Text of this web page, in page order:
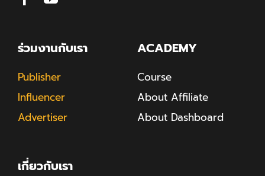
ร่วมงานกับเรา
Publisher
Influencer
Advertiser
ACADEMY
Course
About Affiliate
About Dashboard
เกี่ยวกับเรา